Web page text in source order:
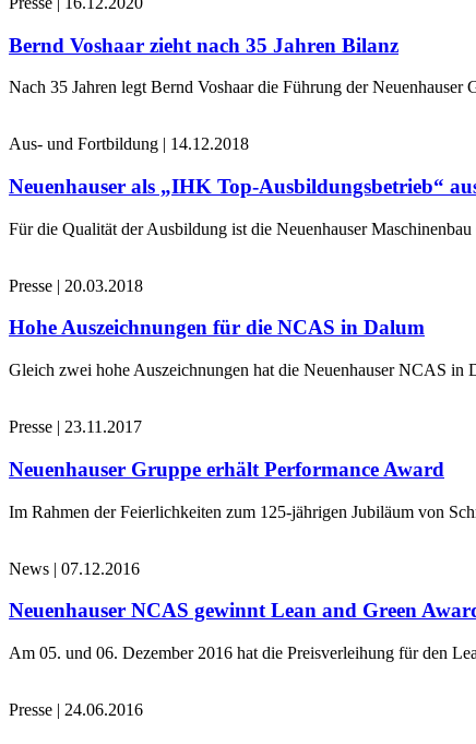
Bernd Voshaar zieht nach 35 Jahren Bilanz
Nach 35 Jahren legt Bernd Voshaar die Führung der
Aus- und Fortbildung | 14.12.2018
Neuenhauser als „IHK Top-Ausbildungsbetrieb“
Für die Qualität der Ausbildung ist die Neuenhauser
Presse | 20.03.2018
Hohe Auszeichnungen für die NCAS in Dalum
Gleich zwei hohe Auszeichnungen hat die Neuenhauser NCAS
Presse | 23.11.2017
Neuenhauser Gruppe erhält Performance Award
Im Rahmen der Feierlichkeiten zum 125-jährigen Jubiläum von
News | 07.12.2016
Neuenhauser NCAS gewinnt Lean and Green
Am 05. und 06. Dezember 2016 hat die Preisverleihung für den
Presse | 24.06.2016